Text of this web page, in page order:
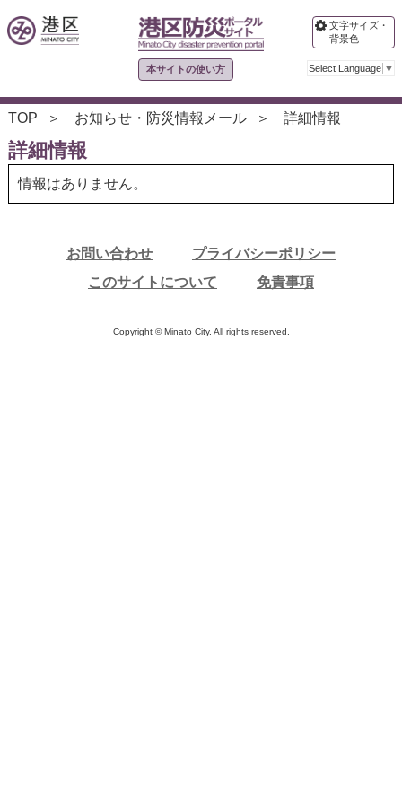
本サイトの使い方
文字サイズ・
背景色
Select Language ▼
TOP お知らせ・防災情報メール 詳細情報
詳細情報
情報はありません。
お問い合わせ
プライバシーポリシー
このサイトについて
免責事項
Copyright © Minato City. All rights reserved.